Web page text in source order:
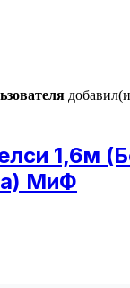
1,6м
МиФ